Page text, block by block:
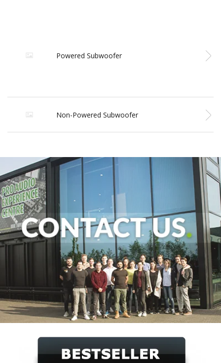
Powered Subwoofer
Non-Powered Subwoofer